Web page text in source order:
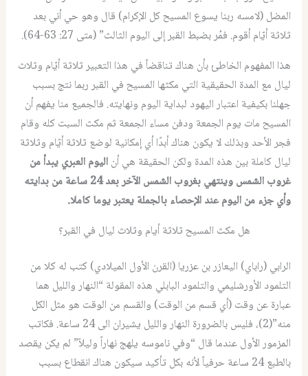
المضل (لامسه ربنا يسوع المسيح كل الإكرام) قال وهو حي أني بعد
ثلاثة أيّام أقوم. فمُر بضبط القبر إلى اليوم الثالث” (متى 27: 63-64).
هذا المفهوم الخاطئ بأن هناك تناقضاً في هذا التعبير ثلاثة أيّام وثلاث
ليال مع المدة الحقيقية التي مكثها المسيح في القبر ربما نتج بسبب
جهلنا بكيفية اعتبار اليهود لبداية اليوم ونهايته. فالجميع منا يفهم أن
المسيح مات يوم الجمعة ودفن مساء الجمعة ثم مكث السبت كله وقام
فجر الأحد وبذلك لا يكون هناك أبدًا أي إمكانية لوضع ثلاثة أيّام وثلاثة
ليال كاملة بين هذه المدة ولكن الحقيقة هي أناليوم العبري يبدأ من
غروب الشمس وينتهي بغروب الشمس الآخر بعد 24 ساعة من بدايته
وأي جزء من اليوم عند الإحصاء بالجملة يعتبر يوما كاملا.
هل مكث المسيح ثلاثة أيام وثلاث ليال في القبر؟
الرابي (راباي) اليعازر بن عزريا (القرن الأول الميلادي) كتب له كلا من
التلمود الأورشليمي والتلمود البابلي هذه المقولة “النهار والليل هما
عبارة عن وقت (أي قسم من الوقت) والقسم من الوقت هو مثل الكل
منه”(2)، فليس بالضرورة النهار والليل يشيران الى 24 ساعة. فكاتب
المزمور الأول عندما قال “وفي ناموسه يلهج نهاراً وليلاً” لم يكن يقصد
بالطبع 24 ساعة حرفياً لأنه بكل تأكيد سيكون هناك انقطاع بسبب